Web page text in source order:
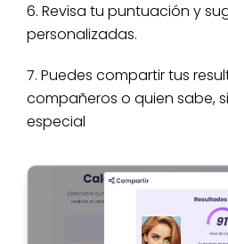
6. Revisa tu puntuación y
personalizadas.
7. Puedes compartir tus
compañeros o quien sabe,
especial